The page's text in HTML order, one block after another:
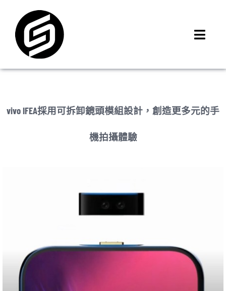
content
vivo IFEA採用可拆卸鏡頭模組設計，創造更多元的手
機拍攝體驗